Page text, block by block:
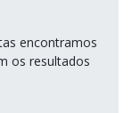
encontramos
os resultados